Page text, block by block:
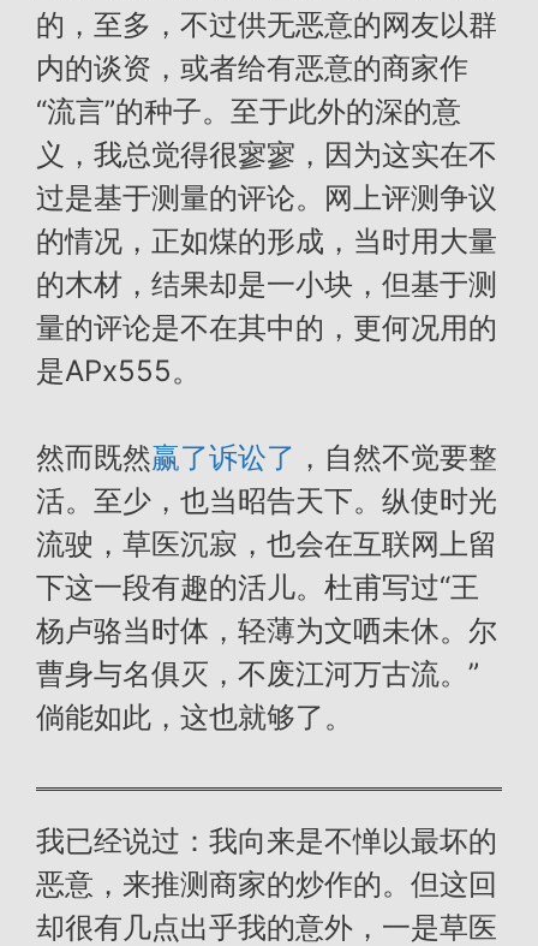
的，至多，不过供无恶意的网友以群
内的谈资，或者给有恶意的商家作
“流言”的种子。至于此外的深的意
义，我总觉得很寥寥，因为这实在不
过是基于测量的评论。网上评测争议
的情况，正如煤的形成，当时用大量
的木材，结果却是一小块，但基于测
量的评论是不在其中的，更何况用的
是APx555。
然而既然赢了诉讼了 ，自然不觉要整
活。至少，也当昭告天下。纵使时光
流驶，草医沉寂，也会在互联网上留
下这一段有趣的活儿。杜甫写过“王
杨卢骆当时体，轻薄为文哂未休。尔
曹身与名俱灭，不废江河万古流。”
倘能如此，这也就够了。
我已经说过： 我向来是不惮以最坏的
恶意，来推测商家的炒作的。但这回
却很有几点出乎我的意外，一是草医